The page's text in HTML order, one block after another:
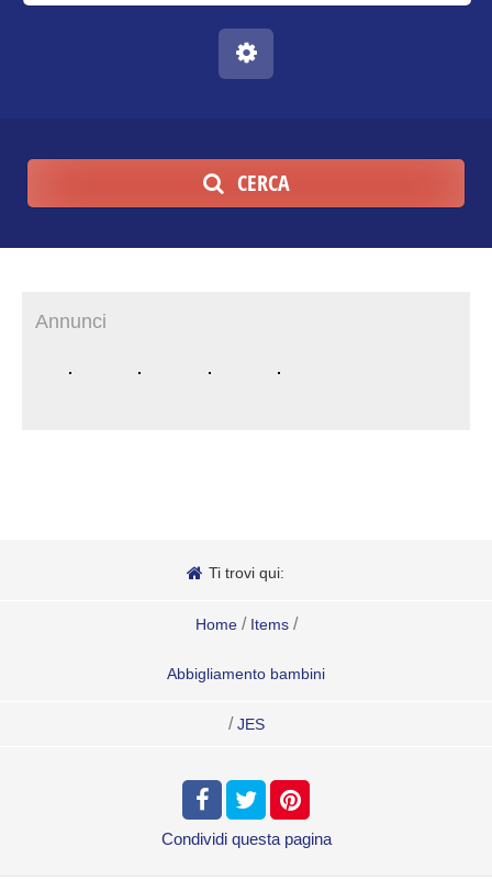
CERCA
Annunci
Ti trovi qui:
Home / Items /
Abbigliamento bambini
/ JES
Condividi questa pagina